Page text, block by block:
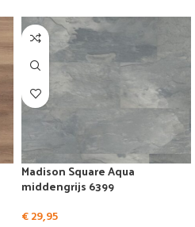
Madison Square Aqua
middengrijs 6399
€29,95